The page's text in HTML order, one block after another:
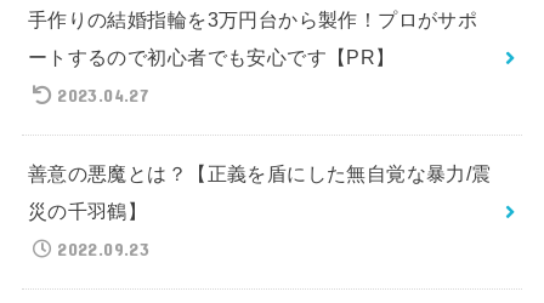
手作りの結婚指輪を3万円台から製作！プロがサポ
ートするので初心者でも安心です【PR】
2023.04.27
善意の悪魔とは？【正義を盾にした無自覚な暴力/震
災の千羽鶴】
2022.09.23